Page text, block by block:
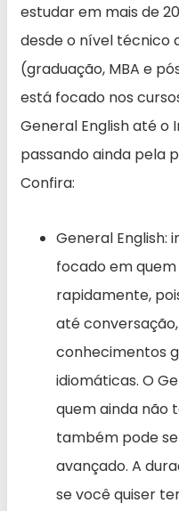
estudar em mais de
desde o nível técnico
(graduação, MBA e
está focado nos
General English até o
passando ainda pela
Confira:
General English:
focado em
rapidamente,
até
conhecimentos
idiomáticas. O
quem ainda não
também pode
avançado. A
se você quiser